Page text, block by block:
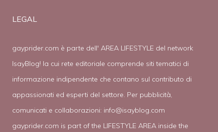
LEGAL
gayprider.com è parte dell' AREA LIFESTYLE del network
IsayBlog! la cui rete editoriale comprende siti tematici di
informazione indipendente che contano sul contributo di
appassionati ed esperti del settore. Per pubblicità,
comunicati e collaborazioni: info@isayblog.com
gayprider.com is part of the LIFESTYLE AREA inside the